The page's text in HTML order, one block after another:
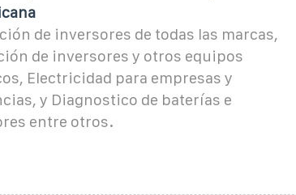
de inversores de todas las marcas,
de inversores y otros equipos
Electricidad para empresas y
y Diagnostico de baterías e
entre otros.